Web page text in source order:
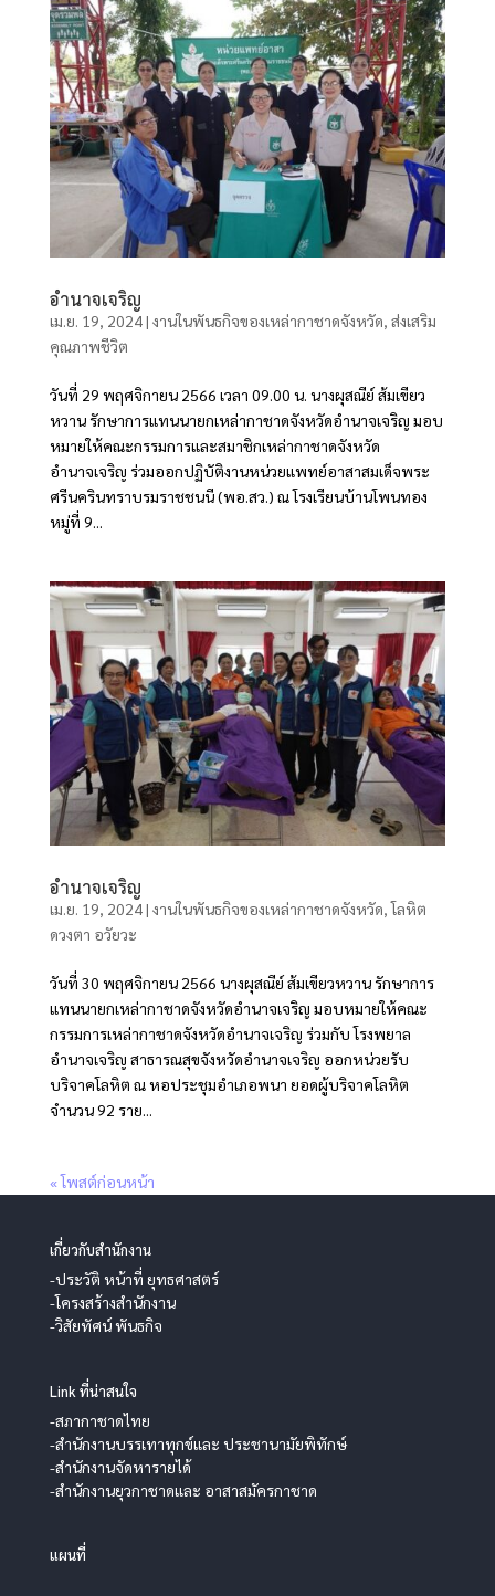
อำนาจเจริญ
เม.ย. 19, 2024| งานในพันธกิจของเหล่ากาชาดจังหวัด, ส่งเสริม
คุณภาพชีวิต
วันที่ 29 พฤศจิกายน 2566 เวลา 09.00 น. นางผุสณีย์ ส้มเขียว
หวาน รักษาการแทนนายกเหล่ากาชาดจังหวัดอำนาจเจริญ มอบ
หมายให้คณะกรรมการและสมาชิกเหล่ากาชาดจังหวัด
อำนาจเจริญ ร่วมออกปฏิบัติงานหน่วยแพทย์อาสาสมเด็จพระ
ศรีนครินทราบรมราชชนนี (พอ.สว.) ณ โรงเรียนบ้านโพนทอง
หมู่ที่ 9...
อำนาจเจริญ
เม.ย. 19, 2024| งานในพันธกิจของเหล่ากาชาดจังหวัด,โลหิต
ดวงตา อวัยวะ
วันที่ 30 พฤศจิกายน 2566 นางผุสณีย์ ส้มเขียวหวาน รักษาการ
แทนนายกเหล่ากาชาดจังหวัดอำนาจเจริญ มอบหมายให้คณะ
กรรมการเหล่ากาชาดจังหวัดอำนาจเจริญ ร่วมกับ โรงพยาล
อำนาจเจริญ สาธารณสุขจังหวัดอำนาจเจริญ ออกหน่วยรับ
บริจาคโลหิต ณ หอประชุมอำเภอพนา ยอดผู้บริจาคโลหิต
จำนวน 92 ราย...
« โพสต์ก่อนหน้า
เกี่ยวกับสำนักงาน
-ประวัติ หน้าที่ ยุทธศาสตร์
-โครงสร้างสำนักงาน
-วิสัยทัศน์ พันธกิจ
Link ที่น่าสนใจ
-สภากาชาดไทย
-สำนักงานบรรเทาทุกข์และ ประชานามัยพิทักษ์
-สำนักงานจัดหารายได้
-สำนักงานยุวกาชาดและ อาสาสมัครกาชาด
แผนที่